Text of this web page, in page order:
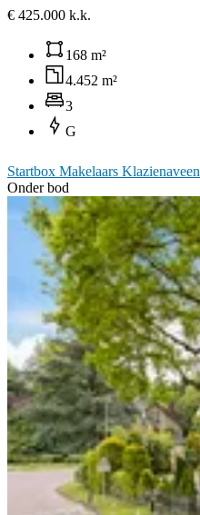
€ 425.000 k.k.
168 m²
4.452 m²
3
G
Startbox Makelaars Klazienaveen
Onder bod